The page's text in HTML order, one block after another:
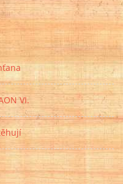
VI.